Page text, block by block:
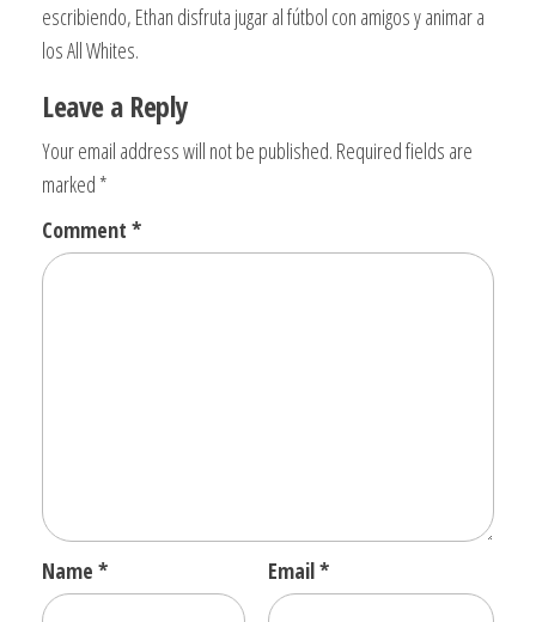
escribiendo, Ethan disfruta jugar al fútbol con amigos y animar a
los All Whites.
Leave a Reply
Your email address will not be published. Required fields are
marked *
Comment *
Name * Email*